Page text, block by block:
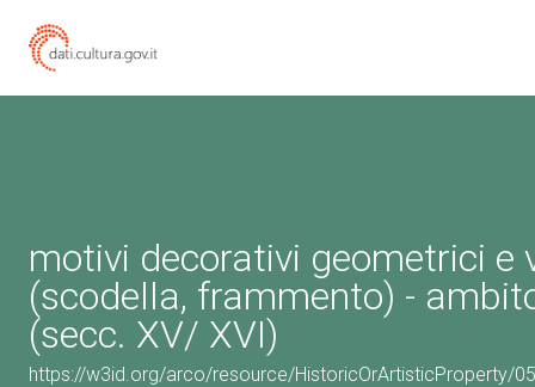
motivi decorativi geometrici e
(scodella, frammento) -
(secc. XV/ XVI)
https://w3id.org/arco/resource/HistoricOrArtisticProperty/